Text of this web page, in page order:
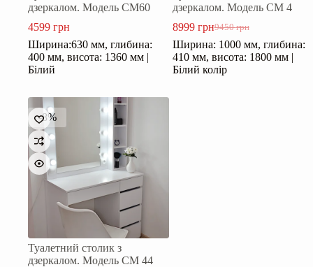
дзеркалом. Модель СМ60
4599 грн
Ширина:630 мм, глибина:
400 мм, висота: 1360 мм |
Білий
дзеркалом. Модель СМ 4
9450грн
Оригінальна
ціна:
9450 грн.
8999 грнПоточна
ціна:
8999 грн.
Ширина: 1000 мм, глибина:
410 мм, висота: 1800 мм |
Білий колір
-8%
Туалетний столик з
дзеркалом. Модель СМ 44